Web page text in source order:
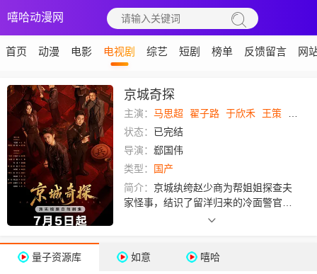
嘻哈动漫网
首页 动漫 电影 电视剧 综艺 短剧 榜单 反馈留言 网
京城奇探
主演： 马思超 翟子路 于欣禾 王策
状态： 已完结
导演： 郄国伟
类型：
国产
简介： 京城纨绔赵少商为帮姐姐探查夫
家怪事，结识了留洋归来的冷面警官元
鸿。两人从针锋相对到默契搭档，一路
益的走私阴谋浮出水面。玩世不恭的赵
量子资源库 如意 嘻哈